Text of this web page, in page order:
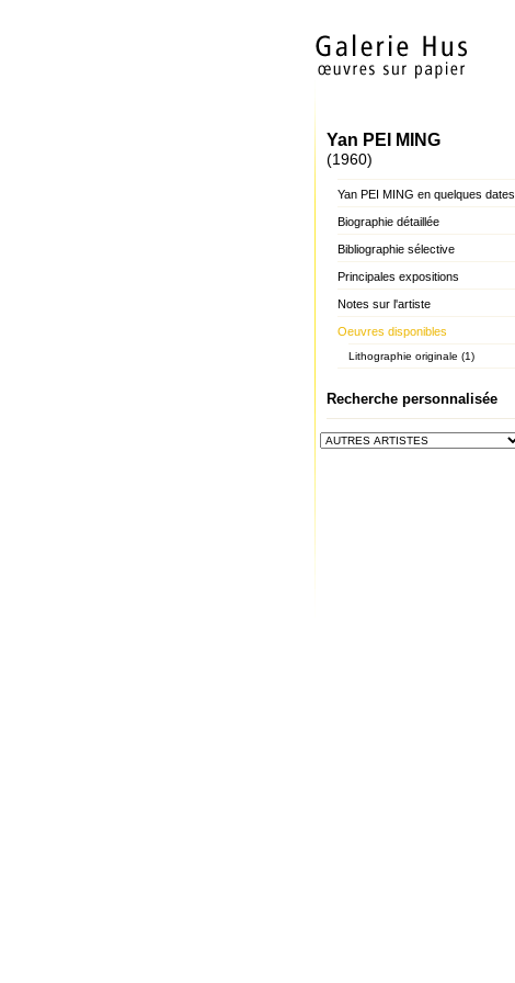
Yan PEI MING
(1960)
Yan PEI MING en quelques dates
Biographie détaillée
Bibliographie sélective
Principales expositions
Notes sur l'artiste
Oeuvres disponibles
Lithographie originale (1)
Recherche personnalisée